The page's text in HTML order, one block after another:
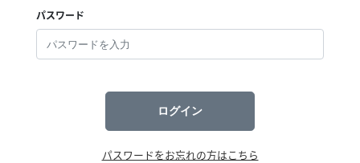
パスワード
ログイン
パスワードをお忘れの方はこちら